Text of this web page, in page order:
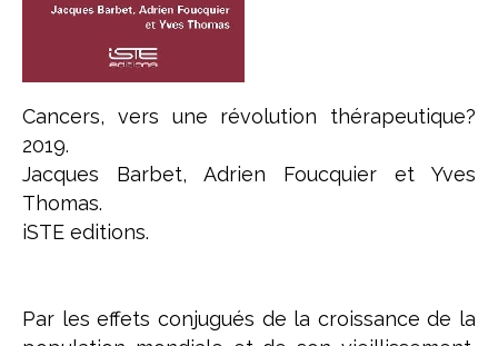
Cancers, vers une révolution thérapeutique?
2019.
Jacques Barbet, Adrien Foucquier et Yves
Thomas.
iSTE editions.
Par les effets conjugués de la croissance de la